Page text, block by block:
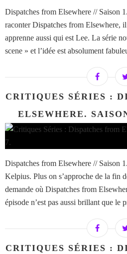
Dispatches from Elsewhere // Saison
raconter Dispatches from Elsewhere,
apprenne aussi qui est Lee. La série
scene » et l’idée est absolument
CRITIQUES SÉRIES :
ELSEWHERE.
Dispatches from Elsewhere // Saison
Kelpius. Plus on s’approche de la fin
demande où Dispatches from
épisode n’est pas aussi brillant que le
CRITIQUES SÉRIES :